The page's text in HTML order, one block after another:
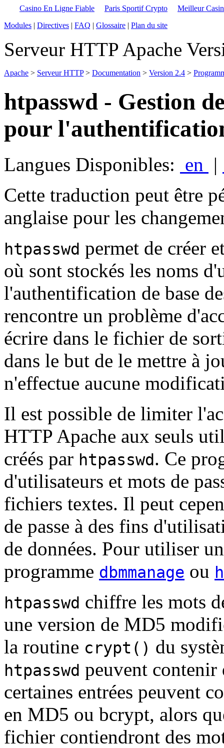
Casino En Ligne Fiable Paris Sportif Crypto
Meilleur
Modules | Directives | FAQ | Glossaire | Plan du site
Serveur HTTP Apache
Apache > Serveur HTTP> Documentation > Version 2.4 >
htpasswd - Gestion
pour
Langues Disponibles: en |
Cette traduction peut être
anglaise pour les
htpasswd permet de créer
où sont stockés les noms
l'authentification de base
rencontre un problème
écrire dans le fichier de
dans le but de le mettre à
n'effectue aucune
Il est possible de limiter
HTTP Apache aux seuls
créés par htpasswd. Ce
d'utilisateurs et mots de
fichiers textes. Il peut
de passe à des fins
de données. Pour utiliser
programme dbmmanage ou
htpasswd chiffre les mots
une version de MD5
la routine crypt() du
htpasswd peuvent contenir
certaines entrées peuvent
en MD5 ou bcrypt, alors
fichier contiendront des